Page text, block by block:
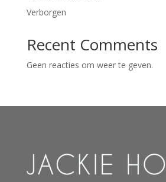
Verborgen
Recent Comments
Geen reacties om weer te geven.